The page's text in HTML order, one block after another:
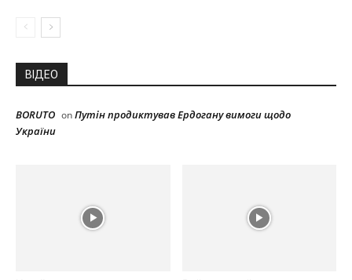
ВІДЕО
BORUTO onПутін продиктував Ердогану вимоги щодо
України